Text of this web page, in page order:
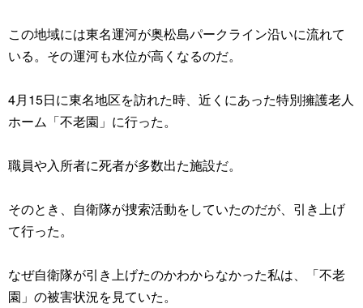
この地域には東名運河が奥松島パークライン沿いに流れて
いる。その運河も水位が高くなるのだ。
4月15日に東名地区を訪れた時、近くにあった特別擁護老人
ホーム「不老園」に行った。
職員や入所者に死者が多数出た施設だ。
そのとき、自衛隊が捜索活動をしていたのだが、引き上げ
て行った。
なぜ自衛隊が引き上げたのかわからなかった私は、「不老
園」の被害状況を見ていた。